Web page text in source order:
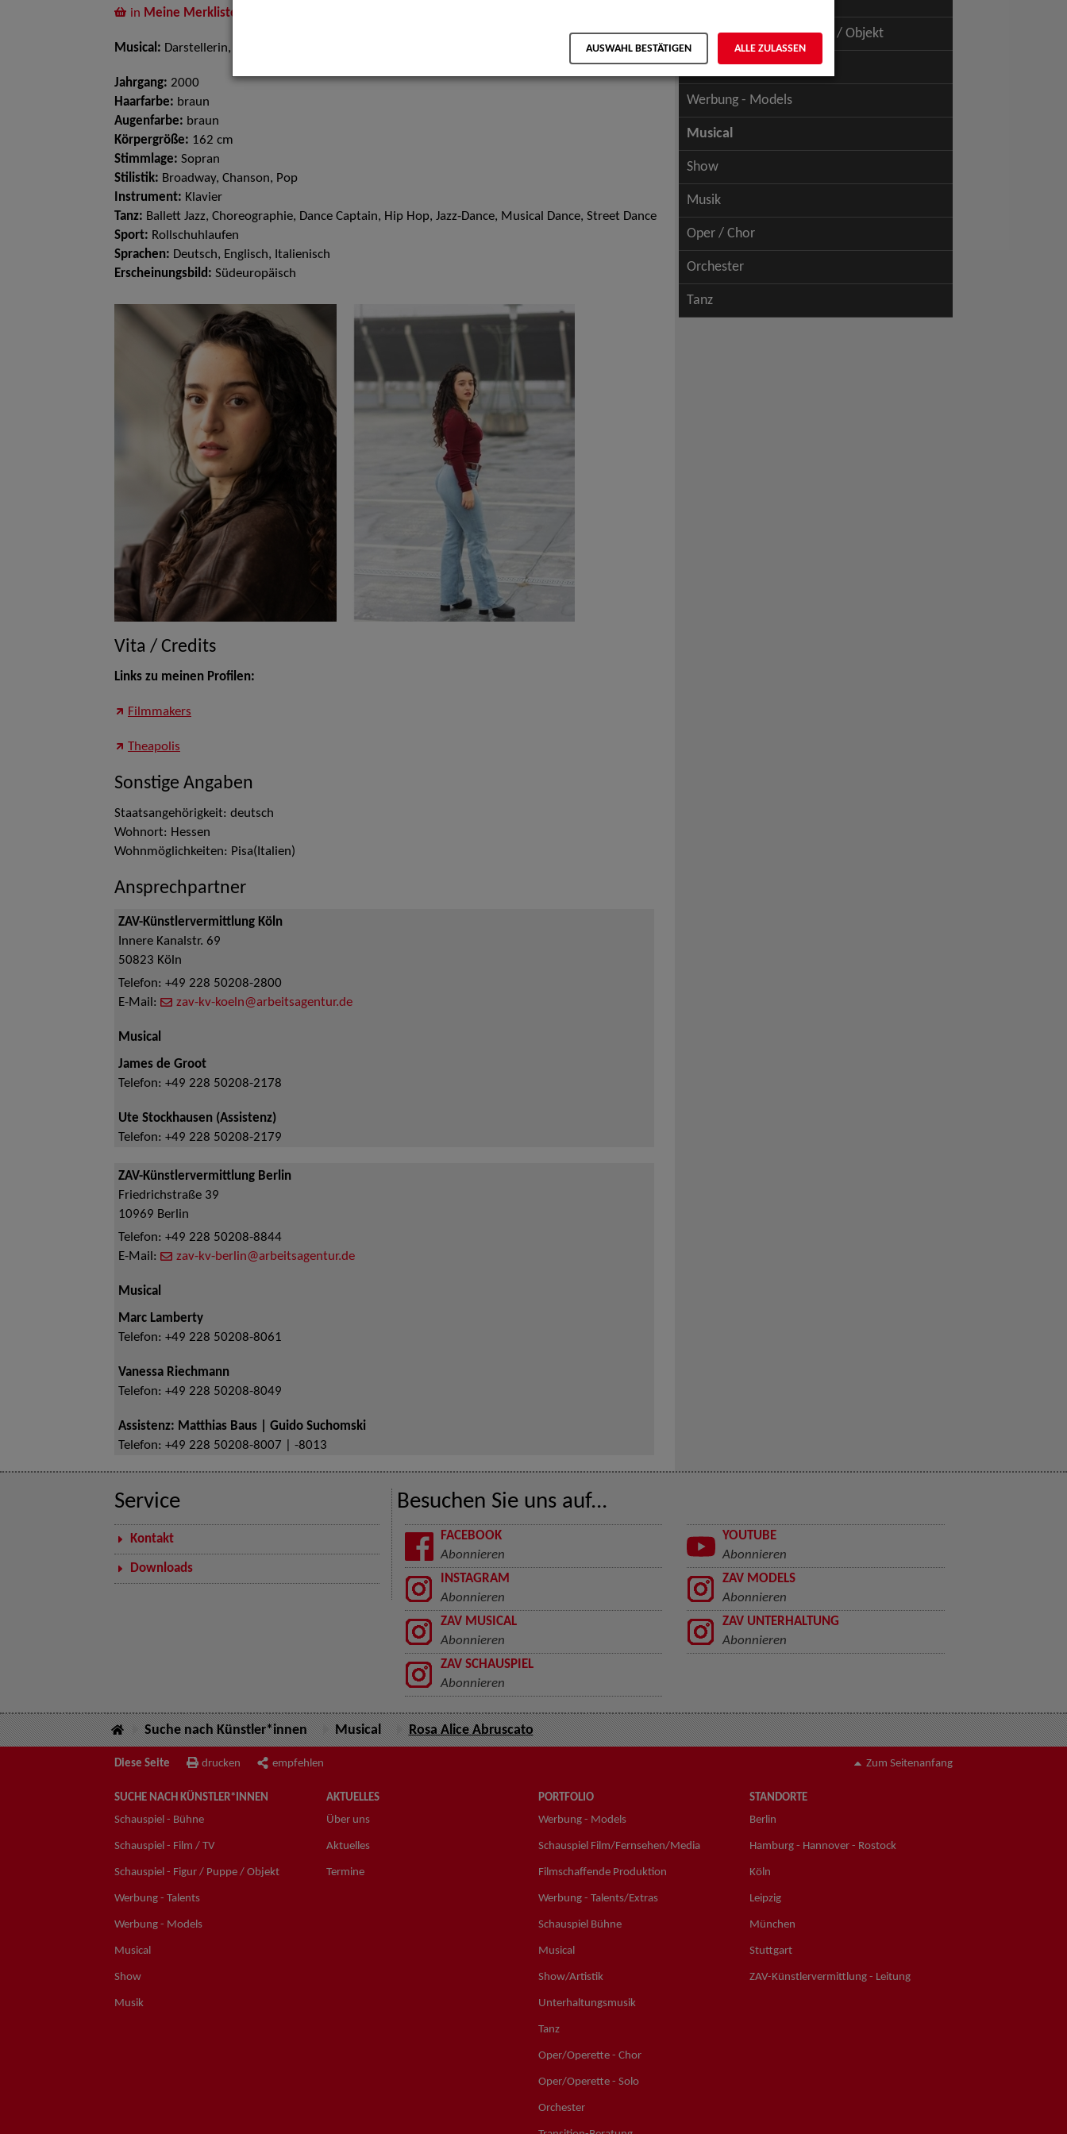
in Meine Merkliste
Musical: Darstellerin, Sängerin, Tänzerin
Jahrgang: 2000
Haarfarbe: braun
Augenfarbe: braun
Körpergröße: 162 cm
Stimmlage: Sopran
Stilistik: Broadway, Chanson, Pop
Instrument: Klavier
Tanz: Ballett Jazz, Choreographie, Dance Captain, Hip Hop, Jazz-Dance, Musical Dance, Street Dance
Sport: Rollschuhlaufen
Sprachen: Deutsch, Englisch, Italienisch
Erscheinungsbild: Südeuropäisch
Vita / Credits
Links zu meinen Profilen:
Filmmakers
Theapolis
Sonstige Angaben
Staatsangehörigkeit: deutsch
Wohnort: Hessen
Wohnmöglichkeiten: Pisa(Italien)
Ansprechpartner
ZAV-Künstlervermittlung Köln
Innere Kanalstr. 69
50823 Köln
Telefon: +49 228 50208-2800
E-Mail:
zav-kv-koeln@arbeitsagentur.de
Musical
James de Groot
Telefon: +49 228 50208-2178
Ute Stockhausen (Assistenz)
Telefon: +49 228 50208-2179
ZAV-Künstlervermittlung Berlin
Friedrichstraße 39
10969 Berlin
Telefon: +49 228 50208-8844
E-Mail:
zav-kv-berlin@arbeitsagentur.de
Musical
Marc Lamberty
Telefon: +49 228 50208-8061
Vanessa Riechmann
Telefon: +49 228 50208-8049
Assistenz: Matthias Baus | Guido Suchomski
Telefon: +49 228 50208-8007 | -8013
Schauspiel - Figur / Puppe / Objekt
Werbung - Talents
Werbung - Models
Musical
Show
Musik
Oper / Chor
Orchester
Tanz
Service
Kontakt
Downloads
Besuchen Sie uns auf...
FACEBOOK
Abonnieren
YOUTUBE
Abonnieren
INSTAGRAM
Abonnieren
ZAV MODELS
Abonnieren
ZAV MUSICAL
Abonnieren
ZAV UNTERHALTUNG
Abonnieren
ZAV SCHAUSPIEL
Abonnieren
Suche nach Künstler*innen Musical Rosa Alice Abruscato
Diese Seite drucken empfehlen Zum Seitenanfang
SUCHE NACH KÜNSTLER*INNEN
Schauspiel - Bühne
Schauspiel - Film / TV
Schauspiel - Figur / Puppe / Objekt
Werbung - Talents
Werbung - Models
Musical
Show
Musik
AKTUELLES
Über uns
Aktuelles
Termine
PORTFOLIO
Werbung - Models
Schauspiel Film/Fernsehen/Media
Filmschaffende Produktion
Werbung - Talents/Extras
Schauspiel Bühne
Musical
Show/Artistik
Unterhaltungsmusik
Tanz
Oper/Operette - Chor
Oper/Operette - Solo
Orchester
STANDORTE
Berlin
Hamburg - Hannover - Rostock
Köln
Leipzig
München
Stuttgart
ZAV-Künstlervermittlung - Leitung
AUSWAHL BESTÄTIGEN ALLE ZULASSEN